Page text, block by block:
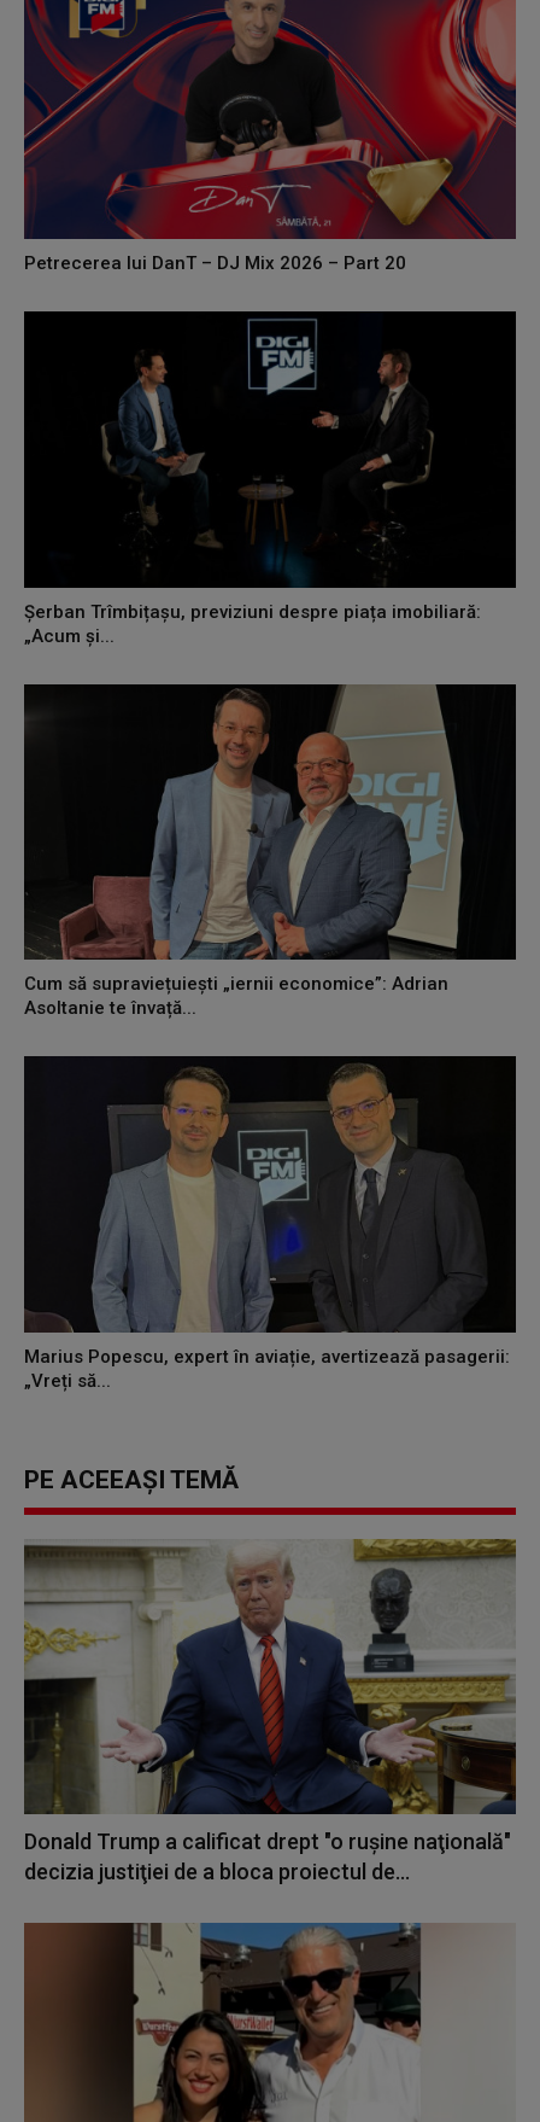
Petrecerea lui DanT – DJ Mix 2026 – Part 20
Șerban Trîmbițașu, previziuni despre piața imobiliară:
„Acum și...
Cum să supraviețuiești „iernii economice”: Adrian
Asoltanie te învață...
Marius Popescu, expert în aviație, avertizează pasagerii:
„Vreți să...
PE ACEEAȘI TEMĂ
Donald Trump a calificat drept "o ruşine naţională"
decizia justiţiei de a bloca proiectul de...